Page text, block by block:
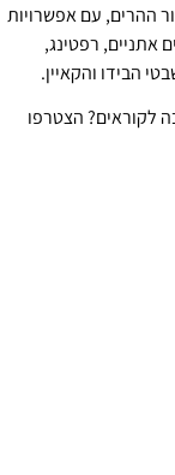
ההרים, עם אפשרויות
אתניים, רפטינג,
הבידו והקאיין.
לקוראים? הצטרפו